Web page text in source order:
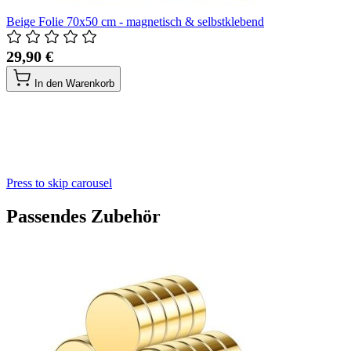
Beige Folie 70x50 cm - magnetisch & selbstklebend
29,90 €
In den Warenkorb
Press to skip carousel
Passendes Zubehör